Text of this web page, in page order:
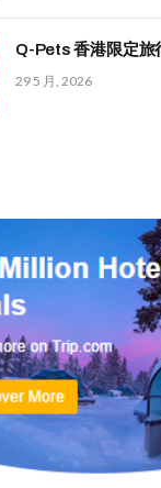
Q-Pets 香港限定旅
29 5 月, 2026